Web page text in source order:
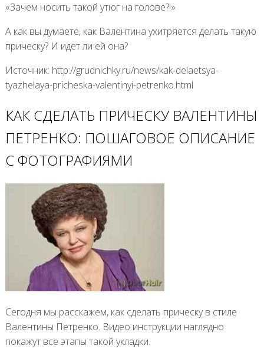
«Зачем носить такой утюг на голове?!»
А как вы думаете, как Валентина ухитряется делать такую
прическу? И идет ли ей она?
Источник: http://grudnichky.ru/news/kak-delaetsya-
tyazhelaya-pricheska-valentinyi-petrenko.html
КАК СДЕЛАТЬ ПРИЧЕСКУ ВАЛЕНТИНЫ
ПЕТРЕНКО: ПОШАГОВОЕ ОПИСАНИЕ
С ФОТОГРАФИЯМИ
Сегодня мы расскажем, как сделать прическу в стиле
Валентины Петренко. Видео инструкции наглядно
покажут все этапы такой укладки.